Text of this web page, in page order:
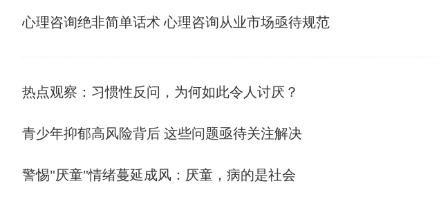
心理咨询绝非简单话术 心理咨询从业市场亟待规范
热点观察：习惯性反问，为何如此令人讨厌？
青少年抑郁高风险背后 这些问题亟待关注解决
警惕"厌童"情绪蔓延成风：厌童，病的是社会